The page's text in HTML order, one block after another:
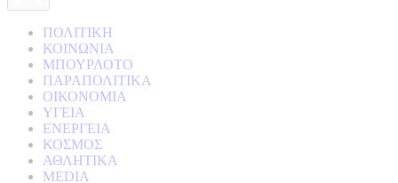
ΠΟΛΙΤΙΚΗ
ΚΟΙΝΩΝΙΑ
ΜΠΟΥΡΛΟΤΟ
ΠΑΡΑΠΟΛΙΤΙΚΑ
ΟΙΚΟΝΟΜΙΑ
ΥΓΕΙΑ
ΕΝΕΡΓΕΙΑ
ΚΟΣΜΟΣ
ΑΘΛΗΤΙΚΑ
MEDIA